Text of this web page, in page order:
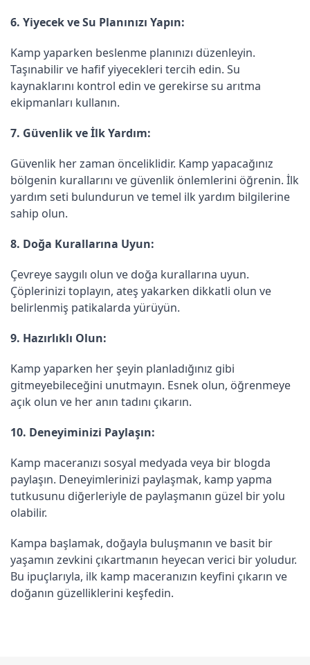
6. Yiyecek ve Su Planınızı Yapın:
Kamp yaparken beslenme planınızı düzenleyin.
Taşınabilir ve hafif yiyecekleri tercih edin. Su
kaynaklarını kontrol edin ve gerekirse su arıtma
ekipmanları kullanın.
7. Güvenlik ve İlk Yardım:
Güvenlik her zaman önceliklidir. Kamp yapacağınız
bölgenin kurallarını ve güvenlik önlemlerini öğrenin. İlk
yardım seti bulundurun ve temel ilk yardım bilgilerine
sahip olun.
8. Doğa Kurallarına Uyun:
Çevreye saygılı olun ve doğa kurallarına uyun.
Çöplerinizi toplayın, ateş yakarken dikkatli olun ve
belirlenmiş patikalarda yürüyün.
9. Hazırlıklı Olun:
Kamp yaparken her şeyin planladığınız gibi
gitmeyebileceğini unutmayın. Esnek olun, öğrenmeye
açık olun ve her anın tadını çıkarın.
10. Deneyiminizi Paylaşın:
Kamp maceranızı sosyal medyada veya bir blogda
paylaşın. Deneyimlerinizi paylaşmak, kamp yapma
tutkusunu diğerleriyle de paylaşmanın güzel bir yolu
olabilir.
Kampa başlamak, doğayla buluşmanın ve basit bir
yaşamın zevkini çıkartmanın heyecan verici bir yoludur.
Bu ipuçlarıyla, ilk kamp maceranızın keyfini çıkarın ve
doğanın güzelliklerini keşfedin.